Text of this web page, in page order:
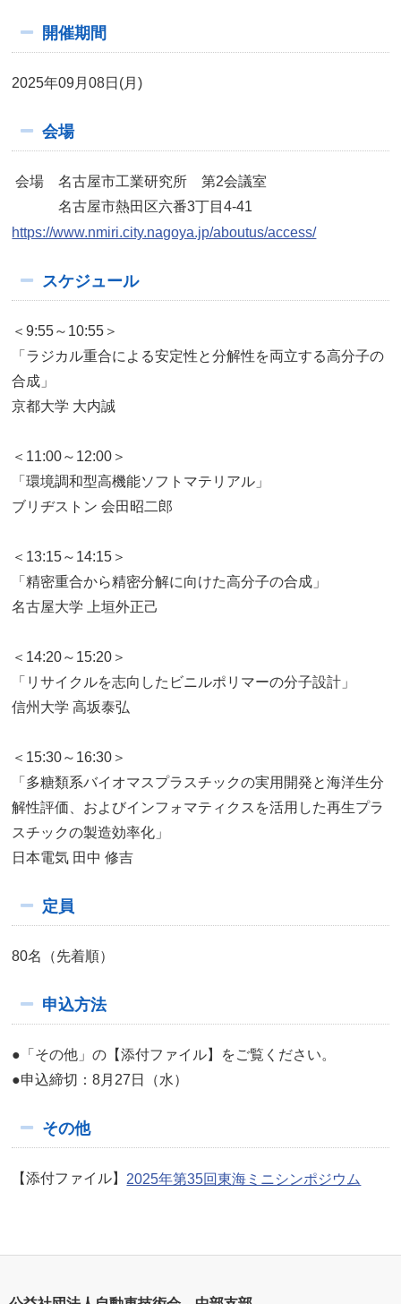
開催期間
2025年09月08日(月)
会場
会場 名古屋市工業研究所 第2会議室
名古屋市熱田区六番3丁目4-41
https://www.nmiri.city.nagoya.jp/aboutus/access/
スケジュール
＜9:55～10:55＞
「ラジカル重合による安定性と分解性を両立する高分子の
合成」
京都大学 大内誠
＜11:00～12:00＞
「環境調和型高機能ソフトマテリアル」
ブリヂストン 会田昭二郎
＜13:15～14:15＞
「精密重合から精密分解に向けた高分子の合成」
名古屋大学 上垣外正己
＜14:20～15:20＞
「リサイクルを志向したビニルポリマーの分子設計」
信州大学 高坂泰弘
＜15:30～16:30＞
「多糖類系バイオマスプラスチックの実用開発と海洋生分
解性評価、およびインフォマティクスを活用した再生プラ
スチックの製造効率化」
日本電気 田中 修吉
定員
80名（先着順）
申込方法
●「その他」の【添付ファイル】をご覧ください。
●申込締切：8月27日（水）
その他
【添付ファイル】 2025年第35回東海ミニシンポジウム